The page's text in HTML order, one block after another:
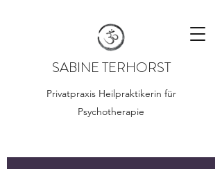
SABINE TERHORST
Privatpraxis Heilpraktikerin für
Psychotherapie